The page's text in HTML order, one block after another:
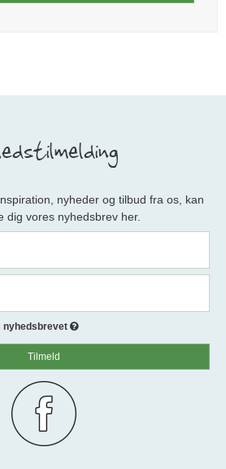
nyheder og tilbud fra os, kan
dig vores nyhedsbrev her.
nyhedsbrevet
Tilmeld